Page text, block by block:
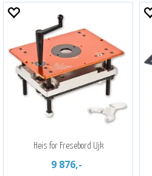
Heis for Fresebord Ujk
9 876,-